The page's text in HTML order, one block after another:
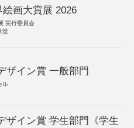
画大賞展 2026
実行委員会
堂
ザイン賞 一般部門
ル
ザイン賞 学生部門《学生